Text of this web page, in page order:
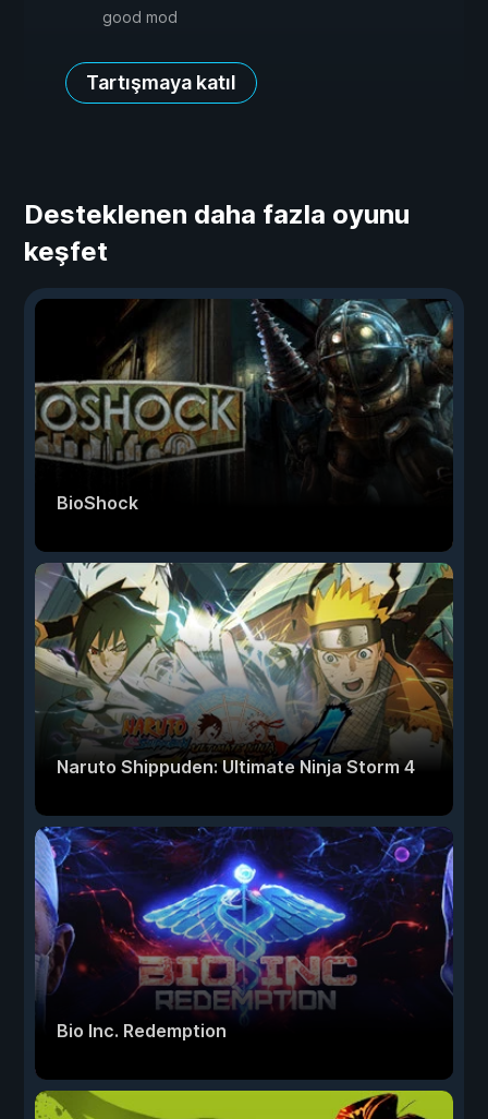
good mod
Tartışmaya katıl
Desteklenen daha fazla oyunu
keşfet
BioShock
Naruto Shippuden: Ultimate Ninja Storm 4
Bio Inc. Redemption